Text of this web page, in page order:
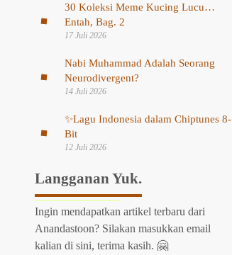
30 Koleksi Meme Kucing Lucu…
Entah, Bag. 2
17 Juli 2026
Nabi Muhammad Adalah Seorang
Neurodivergent?
14 Juli 2026
✨Lagu Indonesia dalam Chiptunes 8-
Bit
12 Juli 2026
Langganan Yuk.
Ingin mendapatkan artikel terbaru dari
Anandastoon? Silakan masukkan email
kalian di sini, terima kasih. 🤗